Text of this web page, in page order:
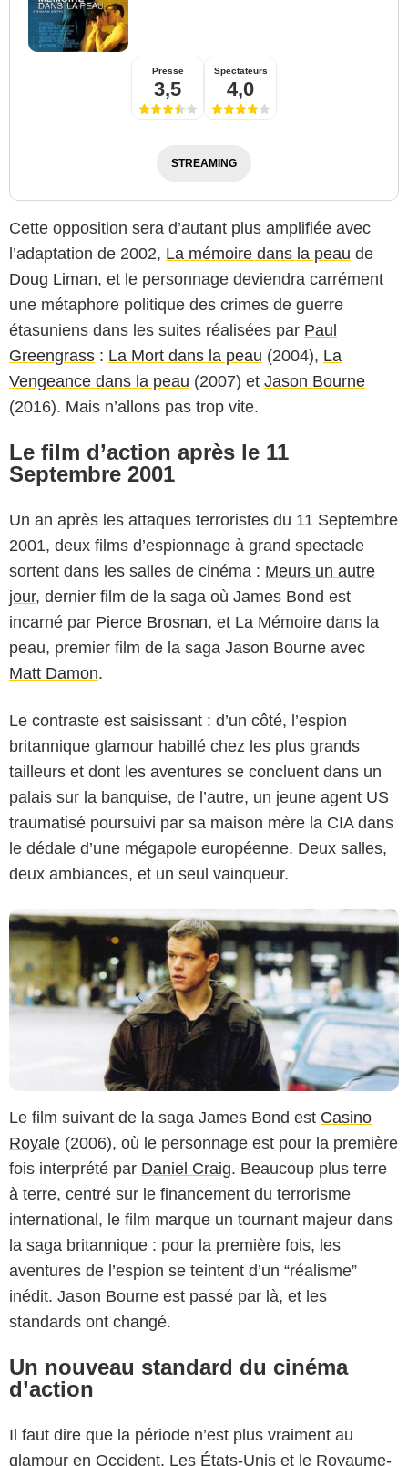
Presse
3,5
Spectateurs
4,0
STREAMING
Cette opposition sera d’autant plus amplifiée avec
l’adaptation de 2002, La mémoire dans la peau de
Doug Liman, et le personnage deviendra carrément
une métaphore politique des crimes de guerre
étasuniens dans les suites réalisées par Paul
Greengrass : La Mort dans la peau (2004), La
Vengeance dans la peau (2007) et Jason Bourne
(2016). Mais n’allons pas trop vite.
Le film d’action après le 11
Septembre 2001
Un an après les attaques terroristes du 11 Septembre
2001, deux films d’espionnage à grand spectacle
sortent dans les salles de cinéma : Meurs un autre
jour, dernier film de la saga où James Bond est
incarné par Pierce Brosnan, et La Mémoire dans la
peau, premier film de la saga Jason Bourne avec
Matt Damon.
Le contraste est saisissant : d’un côté, l’espion
britannique glamour habillé chez les plus grands
tailleurs et dont les aventures se concluent dans un
palais sur la banquise, de l’autre, un jeune agent US
traumatisé poursuivi par sa maison mère la CIA dans
le dédale d’une mégapole européenne. Deux salles,
deux ambiances, et un seul vainqueur.
Le film suivant de la saga James Bond est Casino
Royale (2006), où le personnage est pour la première
fois interprété par Daniel Craig. Beaucoup plus terre
à terre, centré sur le financement du terrorisme
international, le film marque un tournant majeur dans
la saga britannique : pour la première fois, les
aventures de l’espion se teintent d’un “réalisme”
inédit. Jason Bourne est passé par là, et les
standards ont changé.
Un nouveau standard du cinéma
d’action
Il faut dire que la période n’est plus vraiment au
glamour en Occident. Les États-Unis et le Royaume-